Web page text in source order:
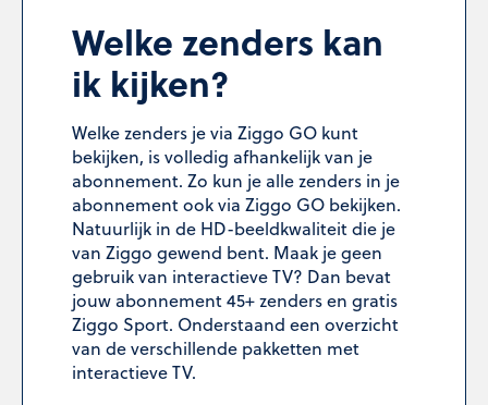
Welke zenders kan
ik kijken?
Welke zenders je via Ziggo GO kunt
bekijken, is volledig afhankelijk van je
abonnement. Zo kun je alle zenders in je
abonnement ook via Ziggo GO bekijken.
Natuurlijk in de HD-beeldkwaliteit die je
van Ziggo gewend bent. Maak je geen
gebruik van interactieve TV? Dan bevat
jouw abonnement 45+ zenders en gratis
Ziggo Sport. Onderstaand een overzicht
van de verschillende pakketten met
interactieve TV.